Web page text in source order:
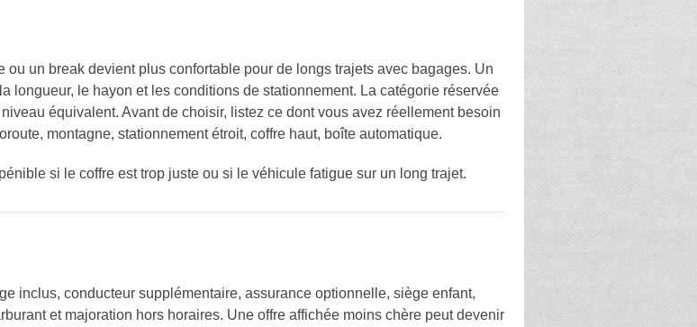
un break devient plus confortable pour de longs trajets avec bagages. Un
longueur, le hayon et les conditions de stationnement. La catégorie réservée
équivalent. Avant de choisir, listez ce dont vous avez réellement besoin
montagne, stationnement étroit, coffre haut, boîte automatique.
si le coffre est trop juste ou si le véhicule fatigue sur un long trajet.
inclus, conducteur supplémentaire, assurance optionnelle, siège enfant,
et majoration hors horaires. Une offre affichée moins chère peut devenir